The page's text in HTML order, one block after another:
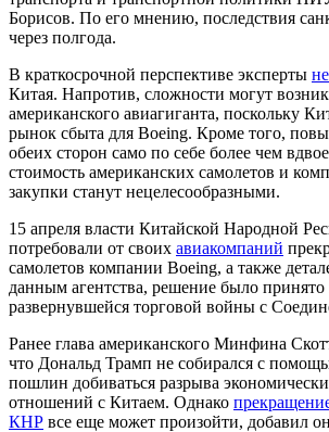
Борисов. По его мнению, последствия
через полгода.
В краткосрочной перспективе эксперты
Китая. Напротив, сложности могут
американского авиагиганта, поскольку
рынок сбыта для Boeing. Кроме того,
обеих сторон само по себе более чем
стоимость американских самолетов и
закупки станут нецелесообразными.
15 апреля власти Китайской Народной
потребовали от своих авиакомпаний
самолетов компании Boeing, а также
данным агентства, решение было
развернувшейся торговой войны с
Ранее глава американского Минфина
что Дональд Трамп не собирался с
пошлин добиваться разрыва
отношений с Китаем. Однако
КНР все еще может произойти, добавил